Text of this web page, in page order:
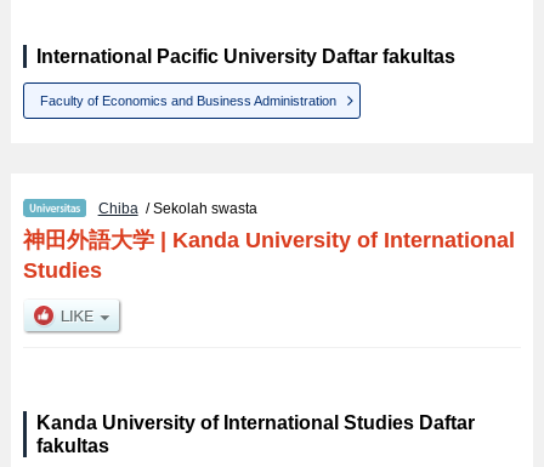
International Pacific University Daftar fakultas
Faculty of Economics and Business Administration
Chiba/ Sekolah swasta
神田外語大学| Kanda University of International
Studies
Kanda University of International Studies Daftar
fakultas